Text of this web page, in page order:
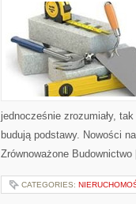
jednocześnie zrozumiały,
budują podstawy. Nowości
Zrównoważone
CATEGORIES: